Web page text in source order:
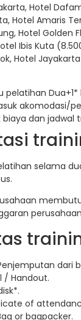
Hotel
Hotel Amaris
Hotel Golden
Ibis Kuta
Hotel
pelatihan
akomodasi/
biaya dan jadwal
selama
dari
/ Handout.
of
or bagpacker.